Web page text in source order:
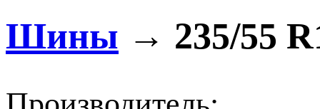
Шины → 235/55